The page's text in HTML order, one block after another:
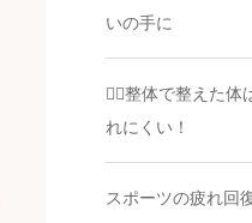
いの手に
🏌️‍♂️整体で整えた体
れにくい！
スポーツの疲れ回